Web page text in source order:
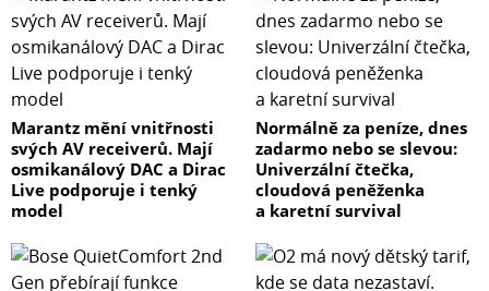
Marantz mění vnitřnosti
svých AV receiverů. Mají
osmikanálový DAC a Dirac
Live podporuje i tenký
model
Normálně za peníze, dnes
zadarmo nebo se slevou:
Univerzální čtečka,
cloudová peněženka
a karetní survival